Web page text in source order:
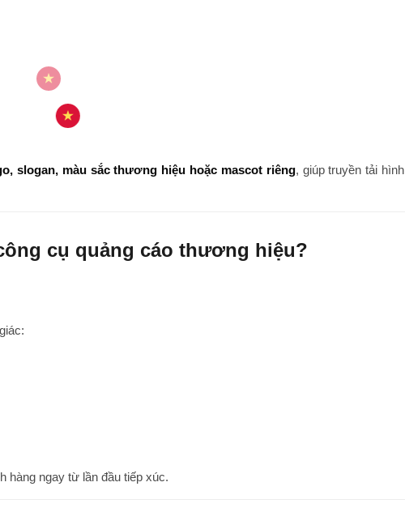
slogan, màu sắc thương hiệu hoặc mascot riêng, giúp truyền tải hình
cụ quảng cáo thương hiệu?
hàng ngay từ lần đầu tiếp xúc.